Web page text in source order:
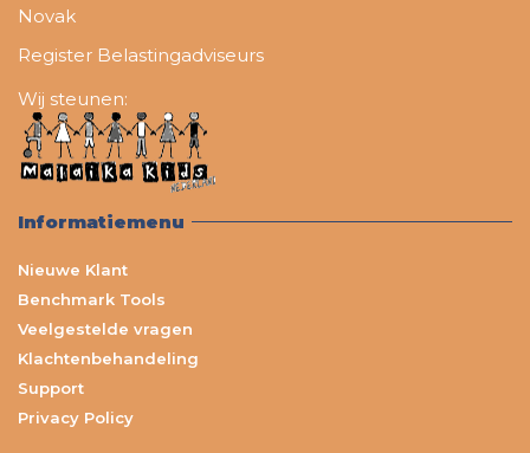
Novak
Register Belastingadviseurs
Wij steunen:
Informatiemenu
Nieuwe Klant
Benchmark Tools
Veelgestelde vragen
Klachtenbehandeling
Support
Privacy Policy